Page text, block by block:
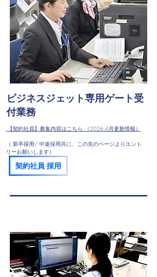
ビジネスジェット専用ゲート受
付業務
​ 【契約社員】募集内容はこちら （2026.4月更新情報）
（ 新卒採用/ 中途採用共に、​この先のページよりエント
リーお願いします）
契約社員 採用